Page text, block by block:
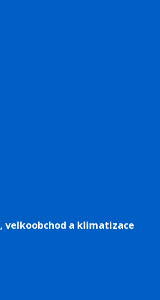
velkoobchod a klimatizace